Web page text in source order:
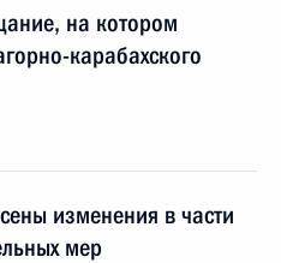
на котором
карабахского
изменения в части
мер